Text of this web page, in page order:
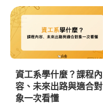
資工系學什麼？課程內
容、未來出路與適合對
象一次看懂